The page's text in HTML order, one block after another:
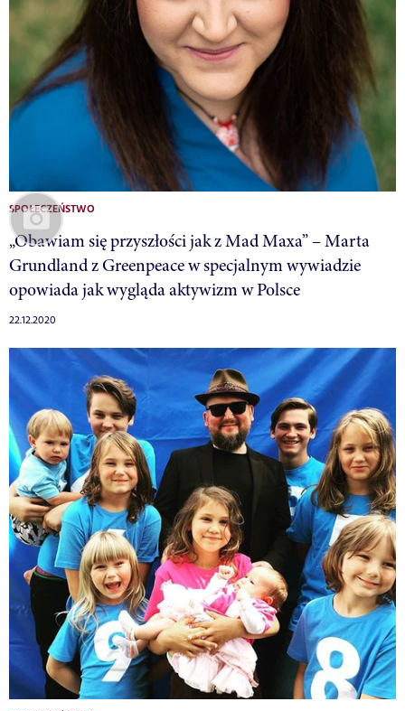
SPOŁECZEŃSTWO
„Obawiam się przyszłości jak z Mad Maxa” – Marta
Grundland z Greenpeace w specjalnym wywiadzie
opowiada jak wygląda aktywizm w Polsce
22.12.2020